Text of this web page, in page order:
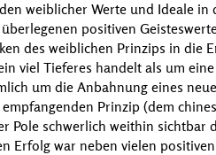
weiblicher Werte und Ideale in
positiven
des weiblichen Prinzips in die
viel Tieferes handelt als um
um die Anbahnung eines
Prinzip (dem
Pole schwerlich weithin sichtbar
Erfolg war neben vielen